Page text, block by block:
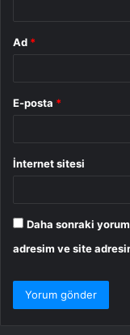
Ad *
E-posta *
İnternet sitesi
Daha sonraki
adresim ve site